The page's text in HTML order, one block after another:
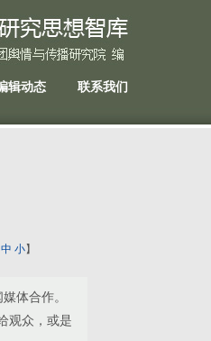
辑动态 联系我们
中 小】
体合作。
观众，或是